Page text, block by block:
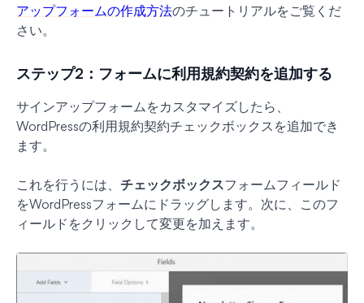
アップフォームの作成方法のチュートリアルをご覧くだ
さい。
ステップ2：フォームに利用規約契約を追加する
サインアップフォームをカスタマイズしたら、
WordPressの利用規約契約チェックボックスを追加でき
ます。
これを行うには、 チェックボックスフォームフィールド
をWordPressフォームにドラッグします。次に、このフ
ィールドをクリックして変更を加えます。